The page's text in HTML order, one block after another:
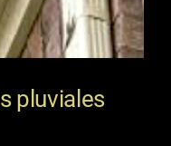
pluviales